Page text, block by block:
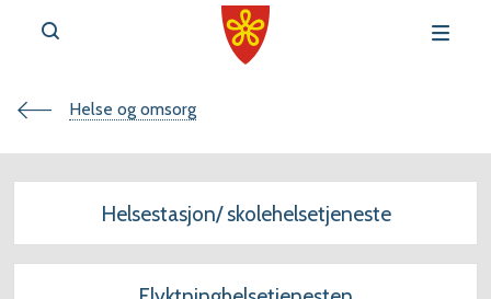
e
p
Du
er
Helse og omsorg
Helsestasjon/ skolehelsetjeneste